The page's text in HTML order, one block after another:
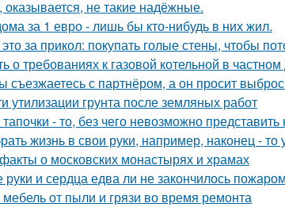
не такие надёжные.
за 1 евро - лишь бы кто-нибудь в них жил.
за прикол: покупать голые стены, чтобы
о требованиях к газовой котельной в
съезжаетесь с партнёром, а он просит
утилизации грунта после земляных работ
- то, без чего невозможно представить
жизнь в свои руки, например, наконец - то
о московских монастырях и храмах
руки и сердца едва ли не закончилось
мебель от пыли и грязи во время ремонта